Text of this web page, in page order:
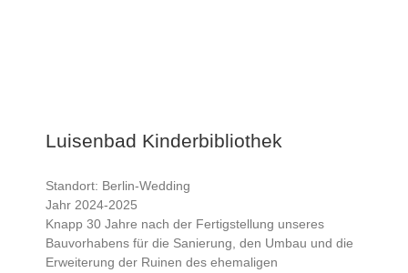
Luisenbad Kinderbibliothek
Standort: Berlin-Wedding
Jahr 2024-2025
Knapp 30 Jahre nach der Fertigstellung unseres
Bauvorhabens für die Sanierung, den Umbau und die
Erweiterung der Ruinen des ehemaligen